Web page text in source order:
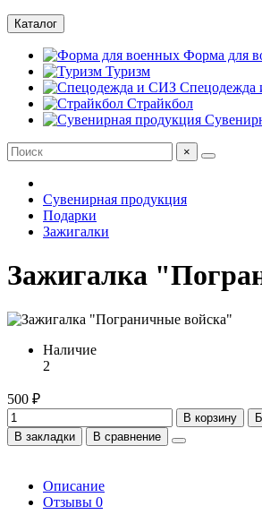
Каталог
Форма для
Туризм
Страйкбол
×
Сувенирная продукция
Подарки
Зажигалки
Зажигалка
Наличие
2
500 ₽
В корзину
В закладки
В сравнение
Описание
Отзывы 0